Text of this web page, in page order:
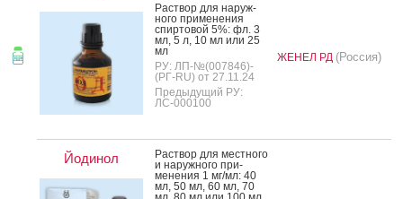
Рас­твор для на­руж­
но­го при­мене­ния
спир­то­вой 5%: фл. 3
мл, 5 л, 10 мл или 25
мл
РУ: ЛП-№(007846)-
(РГ-RU) от 27.11.24
Предыдущий РУ:
ЛС-000100
ЖЕНЕЛ РД (Россия)
Йодинол
Рас­твор для мес­тно­го
и на­руж­но­го при­
мене­ния 1 мг/мл: 40
мл, 50 мл, 60 мл, 70